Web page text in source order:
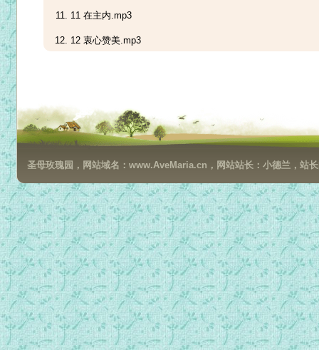
11 在主内.mp3
12 衷心赞美.mp3
15 我心灵平静安息在主内.mp3
16 基督已复活.mp3
17 天庭歌颂上主.mp3
18 请你赞美上主.mp3
19 来赞美我上主.mp3
20 赞美我上主.mp3
21 等待上主.mp3
22 光荣颂.mp3
23 快来主圣神(泰泽祈祷).mp3
24 上主，求你垂怜（泰泽祈祷).mp3
圣母玫瑰园，网站域名：www.AveMaria.cn，网站站长：小德兰，